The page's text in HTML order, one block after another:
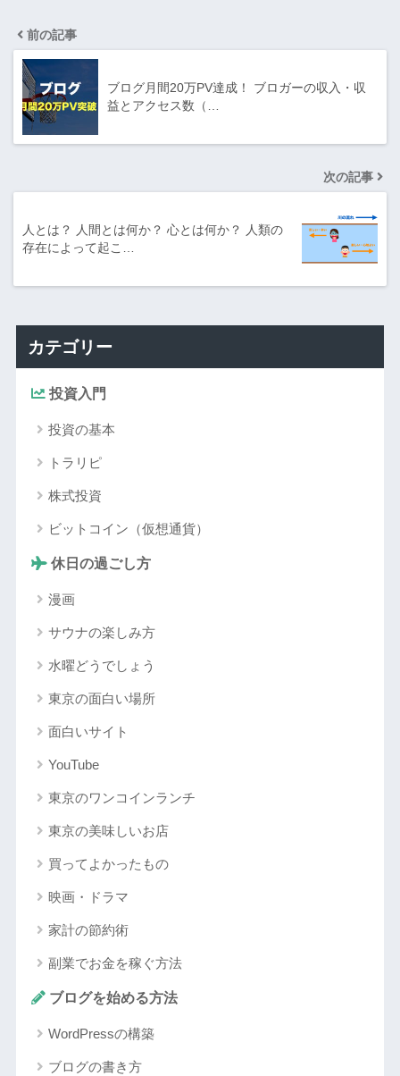
前の記事
ブログ月間20万PV達成！ ブロガーの収入・収
益とアクセス数（…
次の記事
人とは？ 人間とは何か？ 心とは何か？ 人類の
存在によって起こ…
カテゴリー
投資入門
投資の基本
トラリピ
株式投資
ビットコイン（仮想通貨）
休日の過ごし方
漫画
サウナの楽しみ方
水曜どうでしょう
東京の面白い場所
面白いサイト
YouTube
東京のワンコインランチ
東京の美味しいお店
買ってよかったもの
映画・ドラマ
家計の節約術
副業でお金を稼ぐ方法
ブログを始める方法
WordPressの構築
ブログの書き方